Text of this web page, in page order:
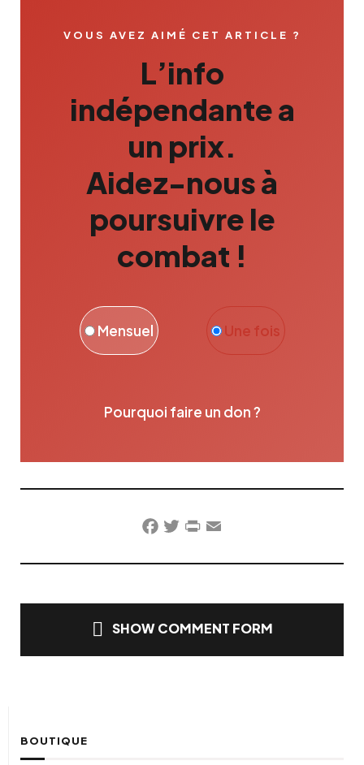
VOUS AVEZ AIMÉ CET ARTICLE ?
L’info
indépendante a
un prix.
Aidez-nous à
poursuivre le
combat !
Une fois
Mensuel
Pourquoi faire un don ?
Facebook
TwitterPrintFriendly
Email
SHOW COMMENT FORM
BOUTIQUE